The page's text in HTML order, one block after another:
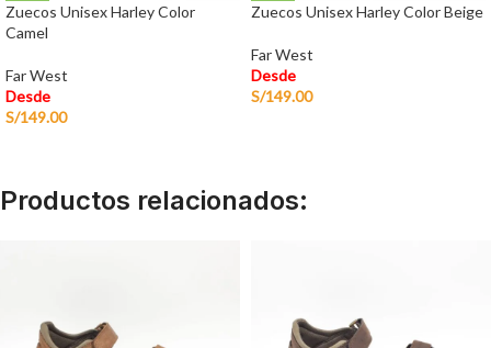
Zuecos Unisex Harley Color
Camel
Far West
Desde
S/149.00
Zuecos Unisex Harley Color Beige
Far West
Desde
S/149.00
Productos relacionados: